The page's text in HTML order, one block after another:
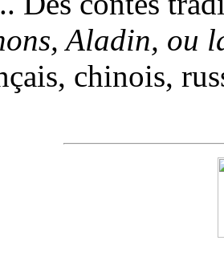
Aladin, ou
chinois,